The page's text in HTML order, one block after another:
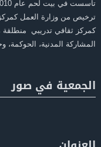
ترخيص من وزارة العمل كمركز
كمركز ثقافي تدريبي منطلقة
المشاركة المدنية،
الجمعية في صور